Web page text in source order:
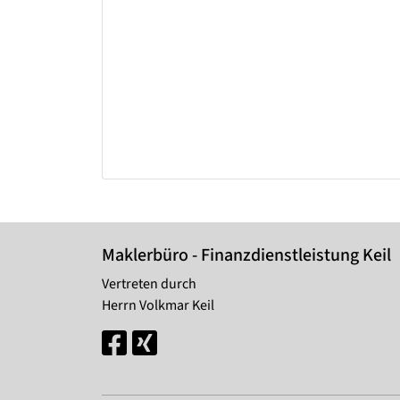
Maklerbüro - Finanzdienstleistung Keil
Vertreten durch
Herrn Volkmar Keil